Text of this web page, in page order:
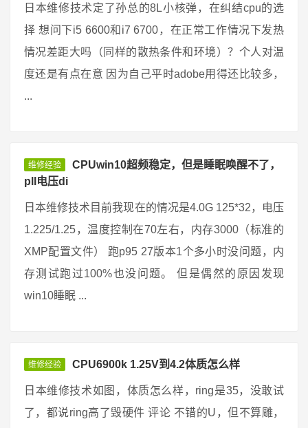
日本维修技术定了孙总的8L小核弹，在纠结cpu的选
择 想问下i5 6600和i7 6700，在正常工作情况下发热
情况差距大吗（同样的散热条件和环境）？个人对温
度还是有点在意 因为自己平时adobe用得还比较多，
...
维修经验
CPUwin10超频稳定，但是睡眠唤醒不了，
pll电压di
日本维修技术目前我现在的情况是4.0G 125*32，电压
1.225/1.25，温度控制在70左右，内存3000（标准的
XMP配置文件） 跑p95 27版本1个多小时没问题，内
存测试跑过100%也没问题。 但是偶然的原因发现
win10睡眠 ...
维修经验 CPU6900k 1.25V到4.2体质怎么样
日本维修技术如图，体质怎么样，ring是35，没敢试
了，都说ring高了毁硬件 评论 不错的U，但不算雕，